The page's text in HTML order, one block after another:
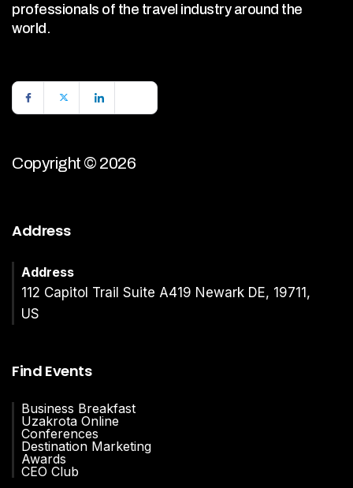
professionals of the travel industry around the
world.
Copyright © 2026
Address
Address
112 Capitol Trail Suite A419 Newark DE, 19711,
US
Find Events
Business Breakfast
Uzakrota Online
Conferences
Destination Marketing
Awards
CEO Club